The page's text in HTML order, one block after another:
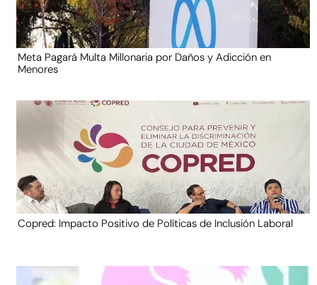
Meta Pagará Multa Millonaria por Daños y Adicción en
Menores
Copred: Impacto Positivo de Políticas de Inclusión Laboral